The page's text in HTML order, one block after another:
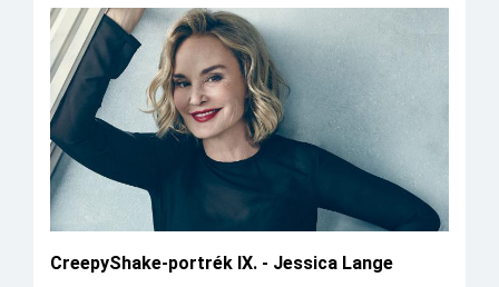
CreepyShake-portrék IX. - Jessica Lange